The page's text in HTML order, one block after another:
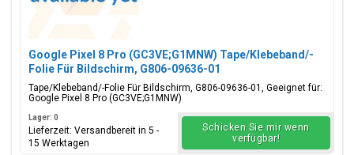
Google Pixel 8 Pro (GC3VE;G1MNW) Tape/Klebeband/-
Folie Für Bildschirm, G806-09636-01
Tape/Klebeband/-Folie Für Bildschirm, G806-09636-01, Geeignet für:
Google Pixel 8 Pro (GC3VE;G1MNW)
Lager: 0
Lieferzeit: Versandbereit in 5 -
15 Werktagen
Schicken Sie mir wenn
verfügbar!